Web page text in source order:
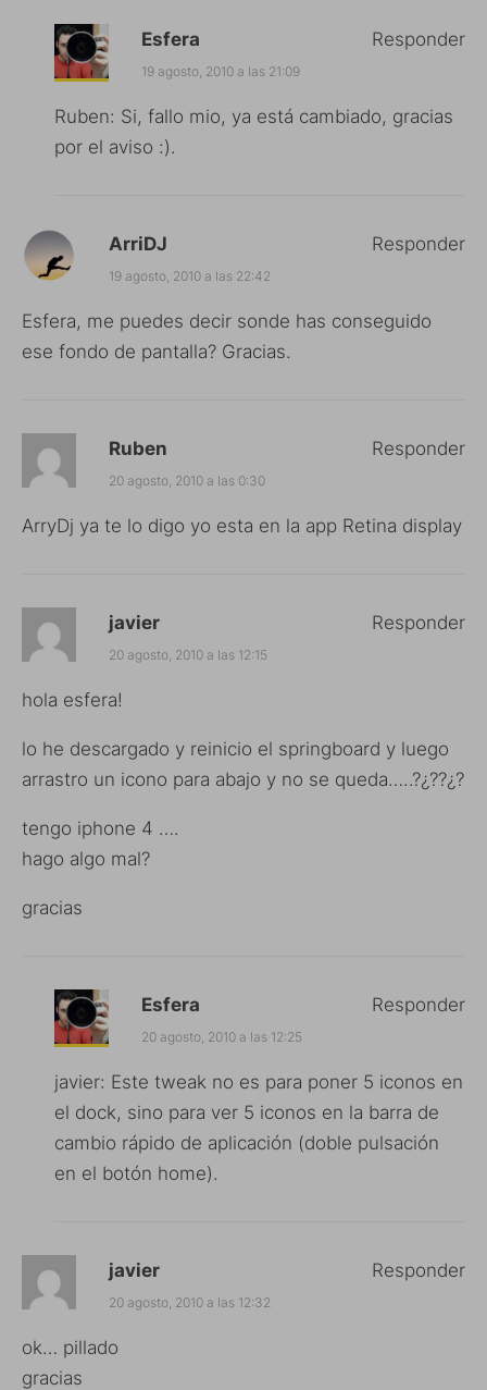
Esfera
19 agosto, 2010 a las 21:09
Ruben: Si, fallo mio, ya está cambiado, gracias
por el aviso :).
Responder
ArriDJ
19 agosto, 2010 a las 22:42
Esfera, me puedes decir sonde has conseguido
ese fondo de pantalla? Gracias.
Responder
Ruben
20 agosto, 2010 a las 0:30
ArryDj ya te lo digo yo esta en la app Retina display
Responder
javier
20 agosto, 2010 a las 12:15
hola esfera!
lo he descargado y reinicio el springboard y luego
arrastro un icono para abajo y no se queda…..?¿??¿?
tengo iphone 4 ….
hago algo mal?
gracias
Responder
Esfera
20 agosto, 2010 a las 12:25
javier: Este tweak no es para poner 5 iconos en
el dock, sino para ver 5 iconos en la barra de
cambio rápido de aplicación (doble pulsación
en el botón home).
Responder
javier
20 agosto, 2010 a las 12:32
ok… pillado
gracias
Responder